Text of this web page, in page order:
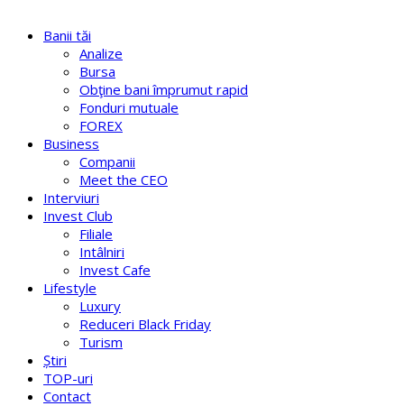
Banii tăi
Analize
Bursa
Obţine bani împrumut rapid
Fonduri mutuale
FOREX
Business
Companii
Meet the CEO
Interviuri
Invest Club
Filiale
Intâlniri
Invest Cafe
Lifestyle
Luxury
Reduceri Black Friday
Turism
Știri
TOP-uri
Contact